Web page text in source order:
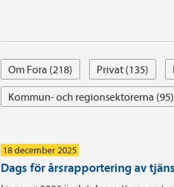
Om Fora (218) Privat (135)
Kommun- och regionsektorerna (95)
18 december 2025
Dags för årsrapportering av